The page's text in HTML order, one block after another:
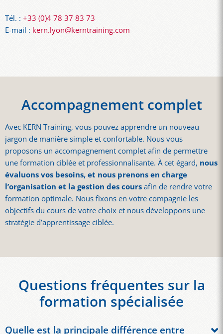
Tél. : +33 (0)4 78 37 83 73
E-mail : kern.lyon@kerntraining.com
Accompagnement complet
Avec KERN Training, vous pouvez apprendre un nouveau
jargon de manière simple et confortable. Nous vous
proposons un accompagnement complet afin de permettre
une formation ciblée et professionnalisante. À cet égard, nous
évaluons vos besoins, et nous prenons en charge
l’organisation et la gestion des coursafin de rendre votre
formation optimale. Nous fixons en votre compagnie les
objectifs du cours de votre choix et nous développons une
stratégie d’apprentissage ciblée.
Questions fréquentes sur la
formation spécialisée
Quelle est la principale différence entre